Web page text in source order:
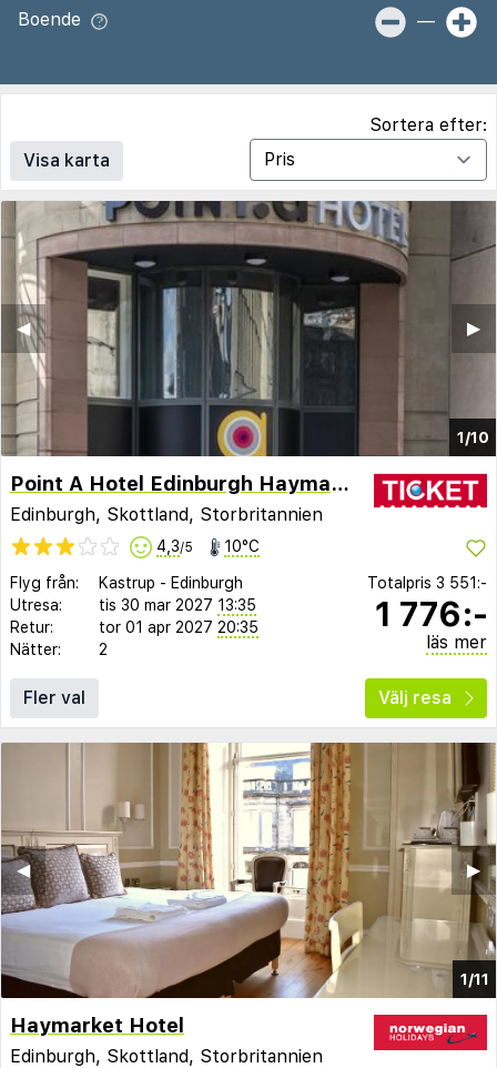
Boende —
Visa karta
Sortera efter:
1/10
▶︎
◀︎
Point A Hotel Edinburgh Haymarket
Edinburgh, Skottland, Storbritannien
4,3/5 10°C
Flyg från: Kastrup - Edinburgh
Utresa:
tis 30 mar 2027 13:35
Retur:
tor 01 apr 2027 20:35
Nätter:
2
Totalpris 3 551:-
1 776:-
läs mer
Fler val Välj resa
1/11
▶︎
◀︎
Haymarket Hotel
Edinburgh, Skottland, Storbritannien